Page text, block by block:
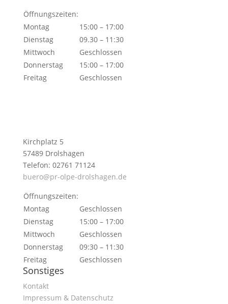
Öffnungszeiten:
Montag
15:00 – 17:00
Dienstag
09.30 – 11:30
Mittwoch
Geschlossen
Donnerstag
15:00 – 17:00
Freitag
Geschlossen
Kirchplatz 5
57489 Drolshagen
Telefon: 02761 71124
buero@pr-olpe-drolshagen.de
Öffnungszeiten:
Montag
Geschlossen
Dienstag
15:00 – 17:00
Mittwoch
Geschlossen
Donnerstag
09:30 – 11:30
Freitag
Geschlossen
Sonstiges
Kontakt
Impressum & Datenschutz